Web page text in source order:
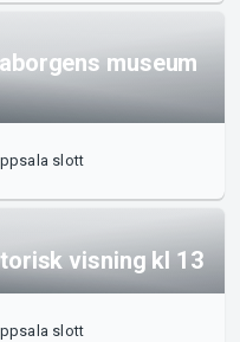
museum
slott
visning kl 13
slott